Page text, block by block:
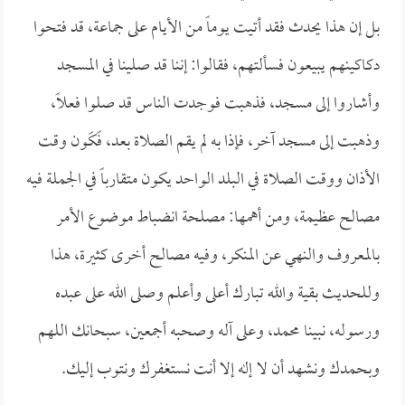
بل إن هذا يحدث فقد أتيت يوماً من الأيام على جماعة، قد فتحوا
دكاكينهم يبيعون فسألتهم، فقالوا: إننا قد صلينا في المسجد
وأشاروا إلى مسجد، فذهبت فوجدت الناس قد صلوا فعلاً،
وذهبت إلى مسجد آخر، فإذا به لم يقم الصلاة بعد، فَكَون وقت
الأذان ووقت الصلاة في البلد الواحد يكون متقارباً في الجملة فيه
مصالح عظيمة، ومن أهمها: مصلحة انضباط موضوع الأمر
بالمعروف والنهي عن المنكر، وفيه مصالح أخرى كثيرة، هذا
وللحديث بقية والله تبارك أعلى وأعلم وصلى الله على عبده
ورسوله، نبينا محمد، وعلى آله وصحبه أجمعين، سبحانك اللهم
وبحمدك ونشهد أن لا إله إلا أنت نستغفرك ونتوب إليك.